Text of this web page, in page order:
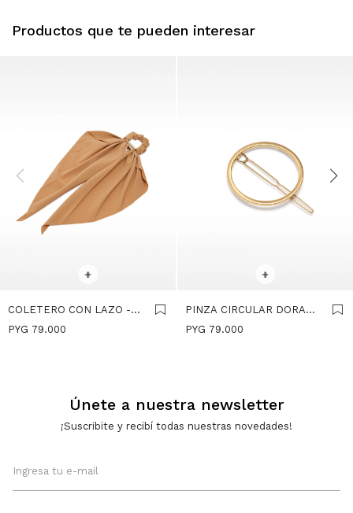
Productos que te pueden interesar
+
COLETERO CON LAZO -
BEIGE
PYG 79.000
+
PINZA CIRCULAR DORADA
- DORADO
PYG 79.000
Únete a nuestra newsletter
¡Suscribite y recibí todas nuestras novedades!